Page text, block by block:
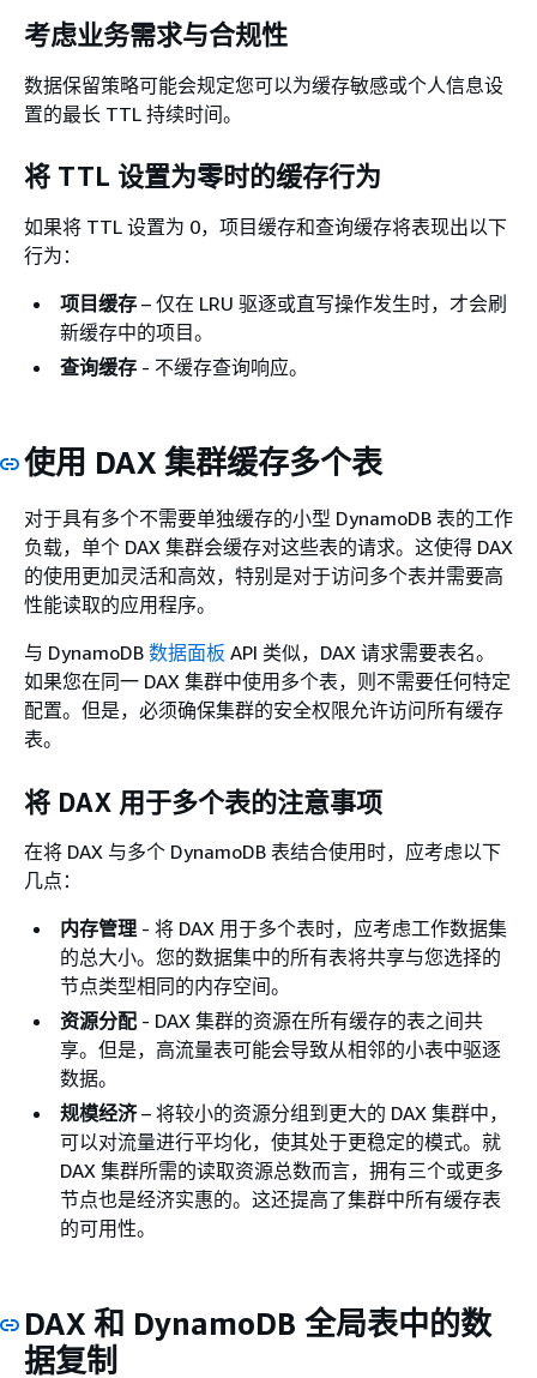
考虑业务需求与合规性
数据保留策略可能会规定您可以为缓存敏感或个人信息设
置的最长 TTL 持续时间。
将 TTL 设置为零时的缓存行为
如果将 TTL 设置为 0，项目缓存和查询缓存将表现出以下
行为：
项目缓存 – 仅在 LRU 驱逐或直写操作发生时，才会刷
新缓存中的项目。
查询缓存 - 不缓存查询响应。
使用 DAX 集群缓存多个表
对于具有多个不需要单独缓存的小型 DynamoDB 表的工作
负载，单个 DAX 集群会缓存对这些表的请求。这使得 DAX
的使用更加灵活和高效，特别是对于访问多个表并需要高
性能读取的应用程序。
与 DynamoDB 数据面板 API 类似，DAX 请求需要表名。
如果您在同一 DAX 集群中使用多个表，则不需要任何特定
配置。但是，必须确保集群的安全权限允许访问所有缓存
表。
将 DAX 用于多个表的注意事项
在将 DAX 与多个 DynamoDB 表结合使用时，应考虑以下
几点：
内存管理 - 将 DAX 用于多个表时，应考虑工作数据集
的总大小。您的数据集中的所有表将共享与您选择的
节点类型相同的内存空间。
资源分配 - DAX 集群的资源在所有缓存的表之间共
享。但是，高流量表可能会导致从相邻的小表中驱逐
数据。
规模经济– 将较小的资源分组到更大的 DAX 集群中，
可以对流量进行平均化，使其处于更稳定的模式。就
DAX 集群所需的读取资源总数而言，拥有三个或更多
节点也是经济实惠的。这还提高了集群中所有缓存表
的可用性。
DAX 和 DynamoDB 全局表中的数
据复制